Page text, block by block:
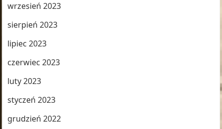
wrzesień 2023
sierpień 2023
lipiec 2023
czerwiec 2023
luty 2023
styczeń 2023
grudzień 2022